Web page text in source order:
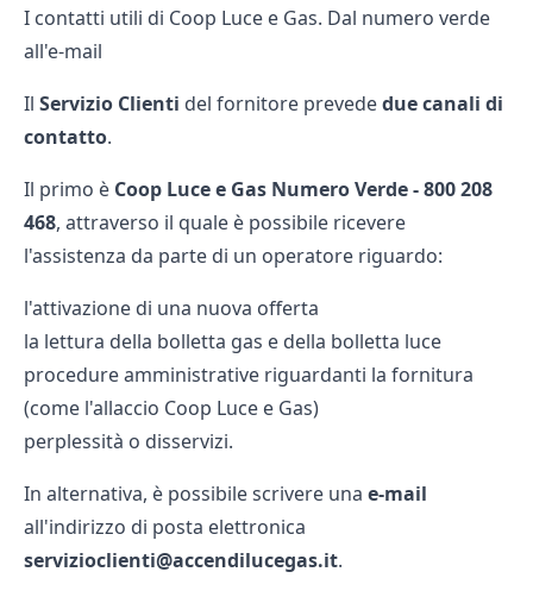
I contatti utili di Coop Luce e Gas. Dal numero verde
all'e-mail
Il Servizio Clienti del fornitore prevededue canali di
contatto.
Il primo è Coop Luce e Gas Numero Verde- 800 208
468, attraverso il quale è possibile ricevere
l'assistenza da parte di un operatore riguardo:
l'attivazione di una nuova offerta
la lettura della bolletta gas e della bolletta luce
procedure amministrative riguardanti la fornitura
(come l'allaccio Coop Luce e Gas)
perplessità o disservizi.
In alternativa, è possibile scrivere una e-mail
all'indirizzo di posta elettronica
servizioclienti@accendilucegas.it.